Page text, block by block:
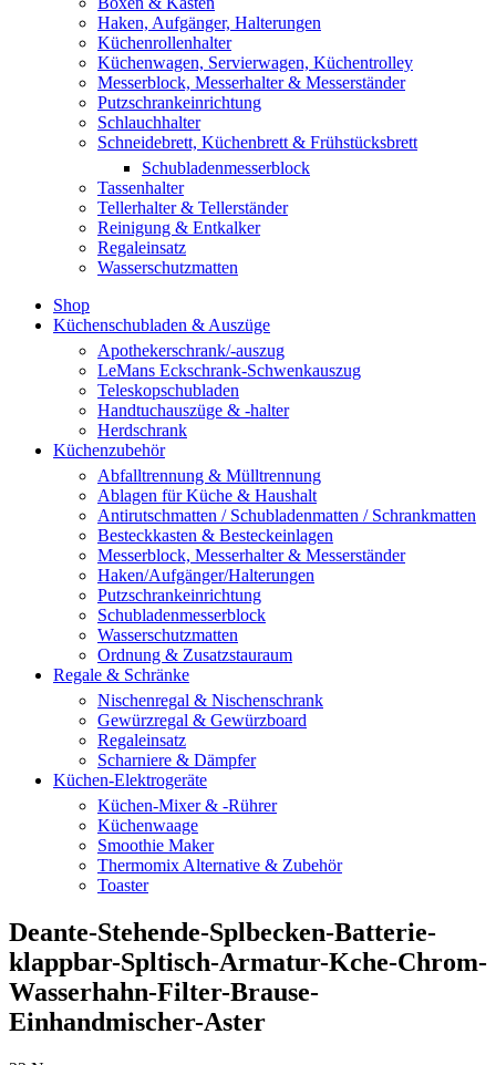
Haken, Aufgänger, Halterungen
Küchenrollenhalter
Küchenwagen, Servierwagen, Küchentrolley
Messerblock, Messerhalter & Messerständer
Putzschrankeinrichtung
Schlauchhalter
Schneidebrett, Küchenbrett & Frühstücksbrett
Schubladenmesserblock
Tassenhalter
Tellerhalter & Tellerständer
Reinigung & Entkalker
Regaleinsatz
Wasserschutzmatten
Shop
Küchenschubladen & Auszüge
Apothekerschrank/-auszug
LeMans Eckschrank-Schwenkauszug
Teleskopschubladen
Handtuchauszüge & -halter
Herdschrank
Küchenzubehör
Abfalltrennung & Mülltrennung
Ablagen für Küche & Haushalt
Antirutschmatten / Schubladenmatten / Schrankmatten
Besteckkasten & Besteckeinlagen
Messerblock, Messerhalter & Messerständer
Haken/Aufgänger/Halterungen
Putzschrankeinrichtung
Schubladenmesserblock
Wasserschutzmatten
Ordnung & Zusatzstauraum
Regale & Schränke
Nischenregal & Nischenschrank
Gewürzregal & Gewürzboard
Regaleinsatz
Scharniere & Dämpfer
Küchen-Elektrogeräte
Küchen-Mixer & -Rührer
Küchenwaage
Smoothie Maker
Thermomix Alternative & Zubehör
Toaster
Deante-Stehende-Splbecken-Batterie-
klappbar-Spltisch-Armatur-Kche-Chrom-
Wasserhahn-Filter-Brause-
Einhandmischer-Aster